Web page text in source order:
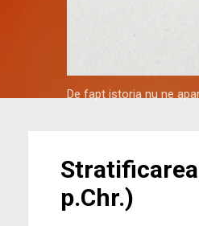
De fapt istoria nu ne
p.Chr.)